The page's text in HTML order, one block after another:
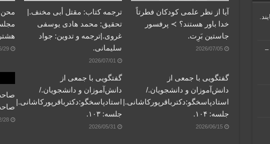
آیا از نظر علمی کودکان فطرتاً
خدا باور هستند؟ ≻ پرفسور
جاستین بَرِت.
2026/07/05
ترجمه کتاب: مقتل أبی مخنف.|
تحقیق: محمد هادی یوسفی
غروی.|ترجمه و تدوین: جواد
سلیمانی.
2026/07/01
محن
29
گفتگویی‌ با جمعی‌ از
دانش‌آموزان‌ و دانشجویان./
استادپاسخگو:دکترباقر‌پورکاشانی.|
جلسه: ۱۰۴.
2026/06/15
گفتگویی‌ با جمعی‌ از
دانش‌آموزان‌ و دانشجویان./
استادپاسخگو:دکترباقر‌پورکاشانی.|
جلسه: ۱۰۳.
2026/05/31
28
تدریس منطق جدید (منطق جملات) – جلسه ۲۱ –